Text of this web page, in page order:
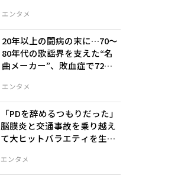
エンタメ
エンタメ
20年以上の闘病の末に…70～
80年代の歌謡界を支えた“名
曲メーカー”、敗血症で72歳
エンタメ
「PDを辞めるつもりだった」
脳膜炎と交通事故を乗り越え
て大ヒットバラエティを生み